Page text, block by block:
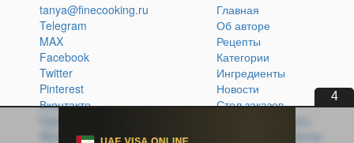
3
tanya@finecooking.ru
Telegram
MAX
Facebook
Twitter
Pinterest
Вконтакте
Одноклассники
Главная
Об авторе
Рецепты
Категории
Ингредиенты
Новости
Стол заказов
Кулинарная книга
Политика обработки